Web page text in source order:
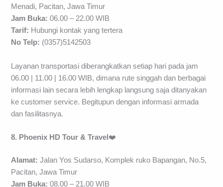
Menadi, Pacitan, Jawa Timur
Jam Buka: 06.00 – 22.00 WIB
Tarif: Hubungi kontak yang tertera
No Telp: (0357)5142503
Layanan transportasi diberangkatkan setiap hari pada jam
06.00 | 11.00 | 16.00 WIB, dimana rute singgah dan berbagai
informasi lain secara lebih lengkap langsung saja ditanyakan
ke customer service. Begitupun dengan informasi armada
dan fasilitasnya.
8. Phoenix HD Tour & Travel ❤️
Alamat: Jalan Yos Sudarso, Komplek ruko Bapangan, No.5,
Pacitan, Jawa Timur
Jam Buka: 08.00 – 21.00 WIB